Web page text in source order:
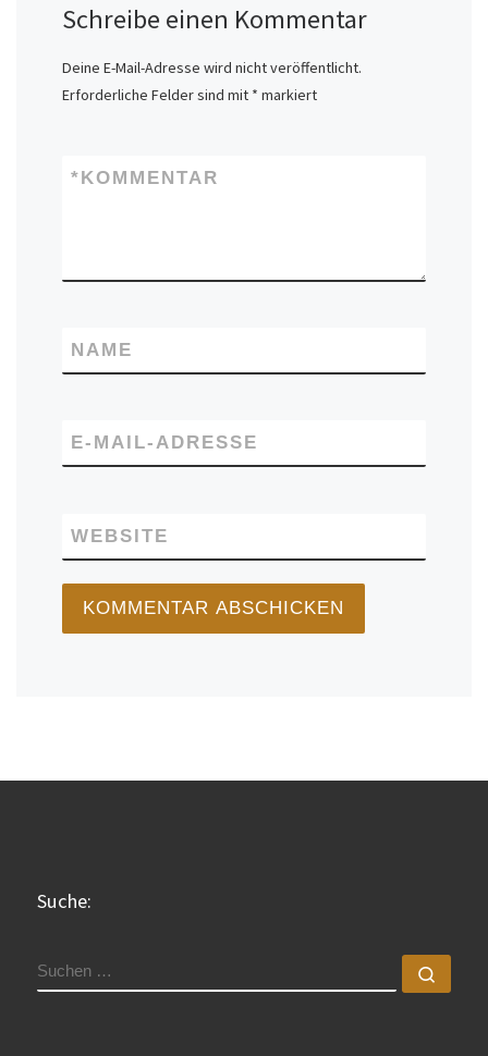
Schreibe einen Kommentar
Deine E-Mail-Adresse wird nicht veröffentlicht.
Erforderliche Felder sind mit * markiert
KOMMENTAR
*
NAME
E-MAIL-ADRESSE
WEBSITE
Suche:
SUCHE